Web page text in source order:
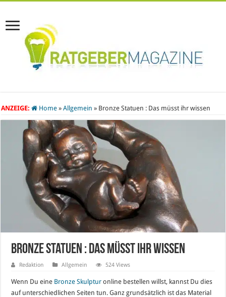
ANZEIGE: Home » Allgemein » Bronze Statuen : Das müsst ihr wissen
Bronze Statuen : Das müsst ihr wissen
Redaktion Allgemein 524 Views
Wenn Du eine Bronze Skulptur online bestellen willst, kannst Du dies
auf unterschiedlichen Seiten tun. Ganz grundsätzlich ist das Material